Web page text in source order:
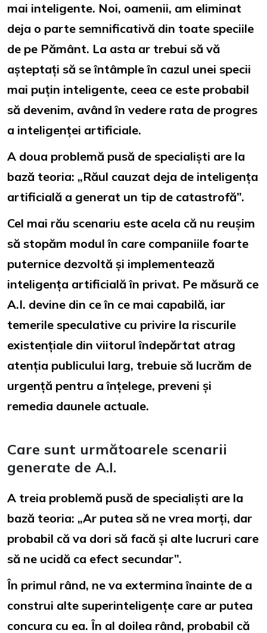
mai inteligente. Noi, oamenii, am eliminat
deja o parte semnificativă din toate speciile
de pe Pământ. La asta ar trebui să vă
așteptați să se întâmple în cazul unei specii
mai puțin inteligente, ceea ce este probabil
să devenim, având în vedere rata de progres
a inteligenței artificiale.
A doua problemă pusă de specialiști are la
bază teoria: „Răul cauzat deja de inteligența
artificială a generat un tip de catastrofă”.
Cel mai rău scenariu este acela că nu reușim
să stopăm modul în care companiile foarte
puternice dezvoltă și implementează
inteligența artificială în privat. Pe măsură ce
A.I. devine din ce în ce mai capabilă, iar
temerile speculative cu privire la riscurile
existențiale din viitorul îndepărtat atrag
atenția publicului larg, trebuie să lucrăm de
urgență pentru a înțelege, preveni și
remedia daunele actuale.
Care sunt următoarele scenarii
generate de A.I.
A treia problemă pusă de specialiști are la
bază teoria: „Ar putea să ne vrea morți, dar
probabil că va dori să facă și alte lucruri care
să ne ucidă ca efect secundar”.
În primul rând, ne va extermina înainte de a
construi alte superinteligențe care ar putea
concura cu ea. În al doilea rând, probabil că